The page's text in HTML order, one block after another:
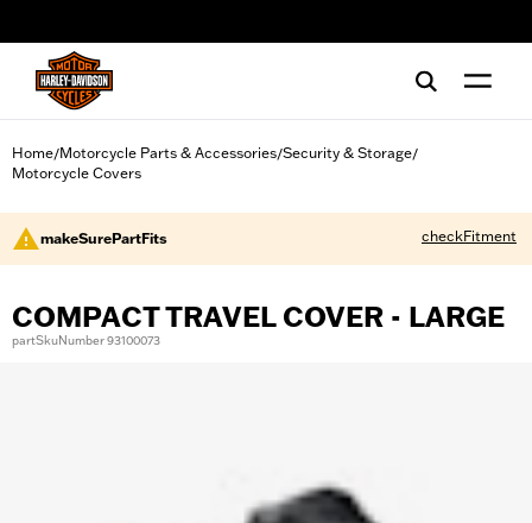
Home/Motorcycle Parts & Accessories/Security & Storage/
Motorcycle Covers
makeSurePartFits checkFitment
COMPACT TRAVEL COVER - LARGE
partSkuNumber 93100073